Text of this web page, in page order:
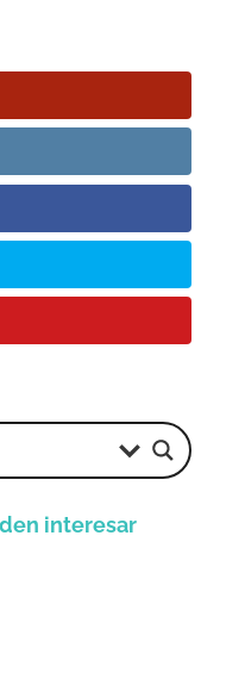
interesar